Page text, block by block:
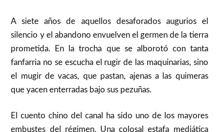
A siete años de aquellos desaforados augurios el
silencio y el abandono envuelven el germen de la tierra
prometida. En la trocha que se alborotó con tanta
fanfarria no se escucha el rugir de las maquinarias, sino
el mugir de vacas, que pastan, ajenas a las quimeras
que yacen enterradas bajo sus pezuñas.
El cuento chino del canal ha sido uno de los mayores
embustes del régimen. Una colosal estafa mediática